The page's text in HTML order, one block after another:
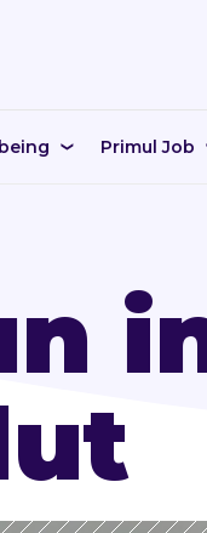
Primul Job